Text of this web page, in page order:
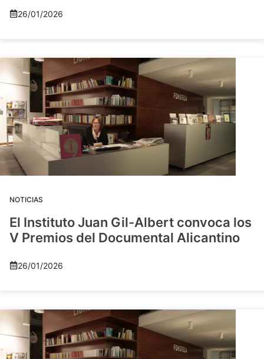
26/01/2026
NOTICIAS
El Instituto Juan Gil-Albert convoca los
V Premios del Documental Alicantino
26/01/2026